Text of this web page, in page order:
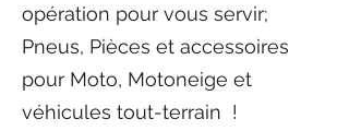
opération pour vous servir;
Pneus, Pièces et accessoires
pour Moto, Motoneige et
véhicules tout-terrain !